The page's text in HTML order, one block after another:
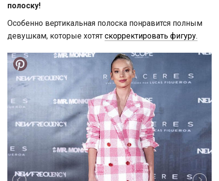
полоску!
Особенно вертикальная полоска понравится полным
девушкам, которые хотят скорректировать фигуру.